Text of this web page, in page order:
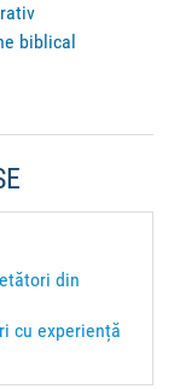
biblical
din
cu experiență